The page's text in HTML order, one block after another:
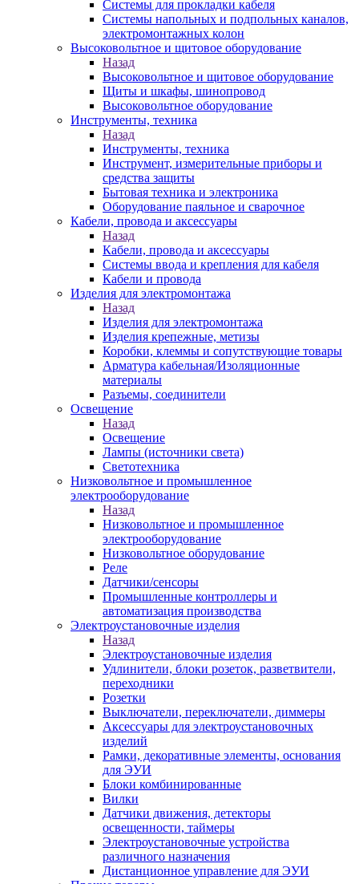
Системы для прокладки кабеля
Системы напольных и подпольных каналов,
электромонтажных колон
Высоковольтное и щитовое оборудование
Назад
Высоковольтное и щитовое оборудование
Щиты и шкафы, шинопровод
Высоковольтное оборудование
Инструменты, техника
Назад
Инструменты, техника
Инструмент, измерительные приборы и
средства защиты
Бытовая техника и электроника
Оборудование паяльное и сварочное
Кабели, провода и аксессуары
Назад
Кабели, провода и аксессуары
Системы ввода и крепления для кабеля
Кабели и провода
Изделия для электромонтажа
Назад
Изделия для электромонтажа
Изделия крепежные, метизы
Коробки, клеммы и сопутствующие товары
Арматура кабельная/Изоляционные
материалы
Разъемы, соединители
Освещение
Назад
Освещение
Лампы (источники света)
Светотехника
Низковольтное и промышленное
электрооборудование
Назад
Низковольтное и промышленное
электрооборудование
Низковольтное оборудование
Реле
Датчики/сенсоры
Промышленные контроллеры и
автоматизация производства
Электроустановочные изделия
Назад
Электроустановочные изделия
Удлинители, блоки розеток, разветвители,
переходники
Розетки
Выключатели, переключатели, диммеры
Аксессуары для электроустановочных
изделий
Рамки, декоративные элементы, основания
для ЭУИ
Блоки комбинированные
Вилки
Датчики движения, детекторы
освещенности, таймеры
Электроустановочные устройства
различного назначения
Дистанционное управление для ЭУИ